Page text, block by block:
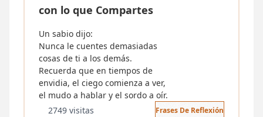
con lo que Compartes
Un sabio dijo:
Nunca le cuentes demasiadas
cosas de ti a los demás.
Recuerda que en tiempos de
envidia, el ciego comienza a ver,
el mudo a hablar y el sordo a oír.
2749 visitas
Frases De Reflexión